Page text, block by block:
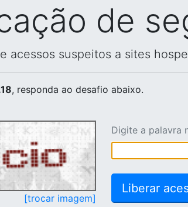
de
acessos suspeitos a sites
, responda ao desafio abaixo.
[trocar imagem]
Digite a palavra